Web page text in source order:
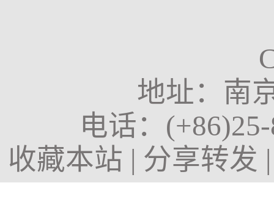
地址：南
电话：
收藏本站 | 分享转发